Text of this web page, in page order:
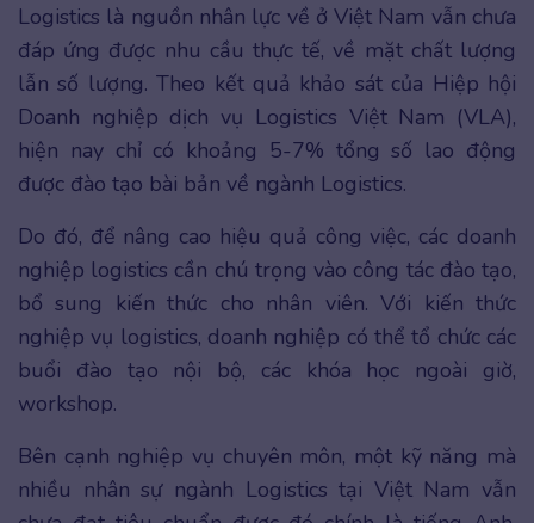
Logistics là nguồn nhân lực về ở Việt Nam vẫn chưa
đáp ứng được nhu cầu thực tế, về mặt chất lượng
lẫn số lượng. Theo kết quả khảo sát của Hiệp hội
Doanh nghiệp dịch vụ Logistics Việt Nam (VLA),
hiện nay chỉ có khoảng 5-7% tổng số lao động
được đào tạo bài bản về ngành Logistics.
Do đó, để nâng cao hiệu quả công việc, các doanh
nghiệp logistics cần chú trọng vào công tác đào tạo,
bổ sung kiến thức cho nhân viên. Với kiến thức
nghiệp vụ logistics, doanh nghiệp có thể tổ chức các
buổi đào tạo nội bộ, các khóa học ngoài giờ,
workshop.
Bên cạnh nghiệp vụ chuyên môn, một kỹ năng mà
nhiều nhân sự ngành Logistics tại Việt Nam vẫn